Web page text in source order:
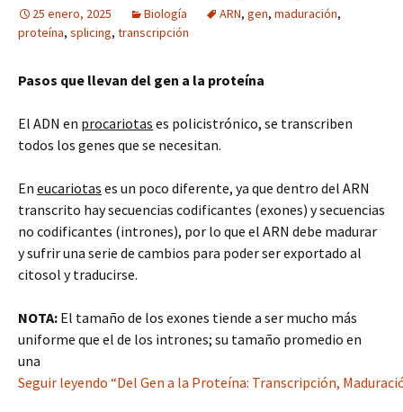
25 enero, 2025 Biología ARN, gen, maduración,
proteína, splicing, transcripción
Pasos que llevan del gen a la proteína
El ADN en procariotas es policistrónico, se transcriben
todos los genes que se necesitan.
En eucariotas es un poco diferente, ya que dentro del ARN
transcrito hay secuencias codificantes (exones) y secuencias
no codificantes (intrones), por lo que el ARN debe madurar
y sufrir una serie de cambios para poder ser exportado al
citosol y traducirse.
NOTA: El tamaño de los exones tiende a ser mucho más
uniforme que el de los intrones; su tamaño promedio en
una
Seguir leyendo “Del Gen a la Proteína: Transcripción,